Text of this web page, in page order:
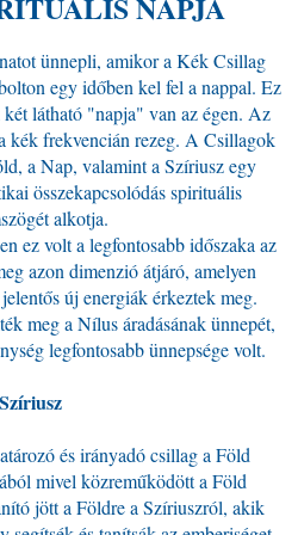
ünnepli, amikor a Kék Csillag
egy időben kel fel a nappal. Ez
látható "napja" van az égen. Az
kék frekvencián rezeg. A Csillagok
a Nap, valamint a Szíriusz egy
összekapcsolódás spirituális
alkotja.
ez volt a legfontosabb időszaka az
azon dimenzió átjáró, amelyen
új energiák érkeztek meg.
meg a Nílus áradásának ünnepét,
legfontosabb ünnepsége volt.
Szíriusz
és irányadó csillag a Föld
mivel közreműködött a Föld
jött a Földre a Szíriuszról, akik